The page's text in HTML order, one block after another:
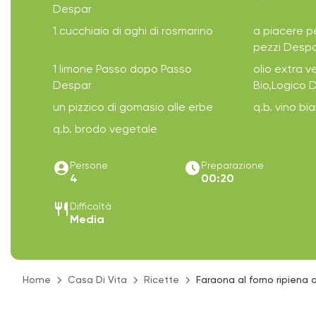
Despar
1 cucchiaio di aghi di rosmarino
a piacere
pezzi
1 limone Passo dopo Passo
Despar
olio extra
Bio,Logico
un pizzico di gomasio alle erbe
q.b. vino
q.b. brodo vegetale
account_circle Persone
4
access_time_filled Preparazione
00:20
restaurant Difficoltà
Media
Home Casa Di Vita Ricette Faraona al forno ripiena